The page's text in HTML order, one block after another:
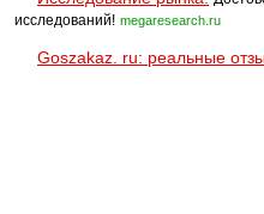
исследований! megaresearch.ru
Goszakaz. ru: реальные